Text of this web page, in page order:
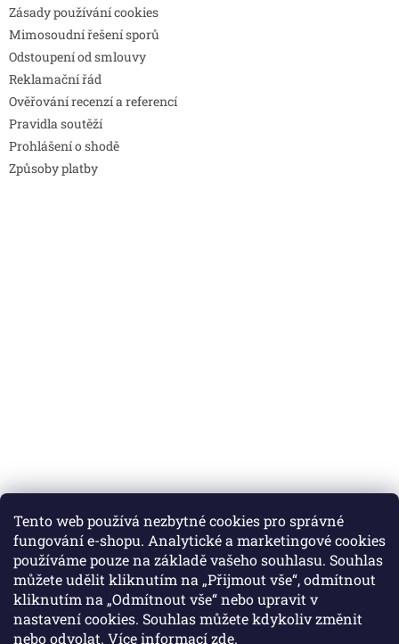
Tento web používá nezbytné cookies pro správné
fungování e-shopu. Analytické a marketingové cookies
používáme pouze na základě vašeho souhlasu. Souhlas
můžete udělit kliknutím na „Přijmout vše“, odmítnout
kliknutím na „Odmítnout vše“ nebo upravit v
nastavení cookies. Souhlas můžete kdykoliv změnit
nebo odvolat. Více informacízde.
Zásady používání cookies
Mimosoudní řešení sporů
Odstoupení od smlouvy
Reklamační řád
Ověřování recenzí a referencí
Pravidla soutěží
Prohlášení o shodě
Způsoby platby
Instagram